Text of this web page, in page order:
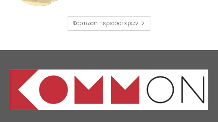
Φόρτωση περισσοτέρων